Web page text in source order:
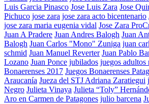
Luis Garcia Pinasco Jose Luis Zara Jose
Pichuco jose zara jose zara acto bicentenario
jose zara maria eugenia vidal Jose Zara
Juan A Pradere Juan Andres Balogh Juan
Balogh Juan Carlos "Mono" Zuniga juan
schmid Juan Manuel Reverter Juan Pablo
Lozano Juan Ponce jubilados juegos adultos
Bonaerenses 2017 Juegos Bonaerenses
Araucanía Jueza del STJ Adriana Zaratiegui
Negro Julieta Vinaya Julieta “Toly”
Aro en Carmen de Patagones julio barcena